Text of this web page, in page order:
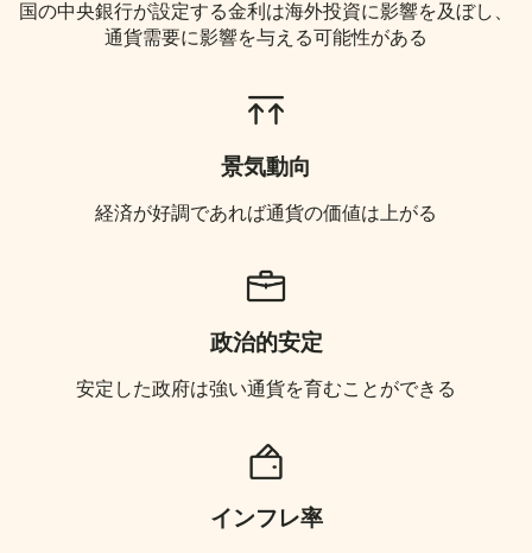
国の中央銀行が設定する金利は海外投資に影響を及ぼし、
通貨需要に影響を与える可能性がある
景気動向
経済が好調であれば通貨の価値は上がる
政治的安定
安定した政府は強い通貨を育むことができる
インフレ率